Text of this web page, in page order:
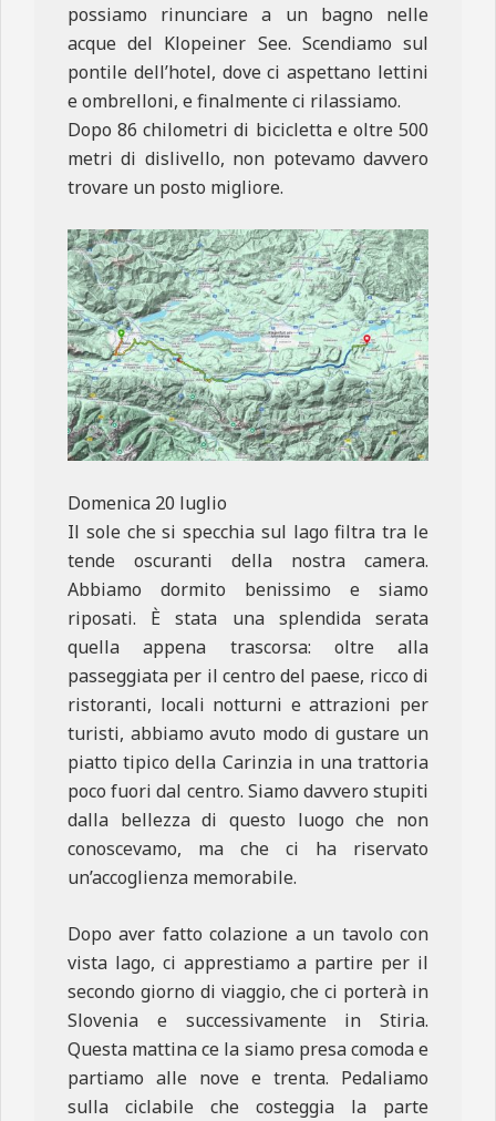
possiamo rinunciare a un bagno nelle
acque del Klopeiner See. Scendiamo sul
pontile dell’hotel, dove ci aspettano lettini
e ombrelloni, e finalmente ci rilassiamo.
Dopo 86 chilometri di bicicletta e oltre 500
metri di dislivello, non potevamo davvero
trovare un posto migliore.
Domenica 20 luglio
Il sole che si specchia sul lago filtra tra le
tende oscuranti della nostra camera.
Abbiamo dormito benissimo e siamo
riposati. È stata una splendida serata
quella appena trascorsa: oltre alla
passeggiata per il centro del paese, ricco di
ristoranti, locali notturni e attrazioni per
turisti, abbiamo avuto modo di gustare un
piatto tipico della Carinzia in una trattoria
poco fuori dal centro. Siamo davvero stupiti
dalla bellezza di questo luogo che non
conoscevamo, ma che ci ha riservato
un’accoglienza memorabile.
Dopo aver fatto colazione a un tavolo con
vista lago, ci apprestiamo a partire per il
secondo giorno di viaggio, che ci porterà in
Slovenia e successivamente in Stiria.
Questa mattina ce la siamo presa comoda e
partiamo alle nove e trenta. Pedaliamo
sulla ciclabile che costeggia la parte